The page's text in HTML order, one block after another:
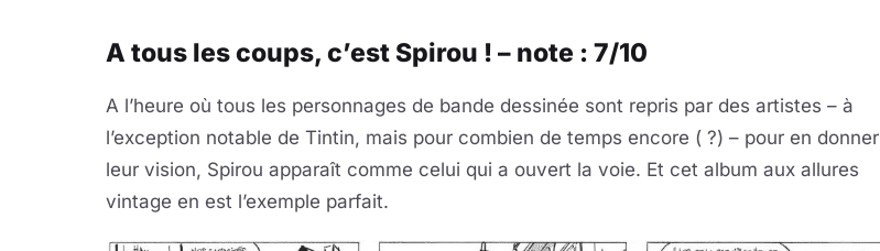
A tous les coups, c’est Spirou ! – note : 7/10
A l’heure où tous les personnages de bande dessinée sont repris par des artistes – à
l’exception notable de Tintin, mais pour combien de temps encore ( ?) – pour en donner
leur vision, Spirou apparaît comme celui qui a ouvert la voie. Et cet album aux allures
vintage en est l’exemple parfait.